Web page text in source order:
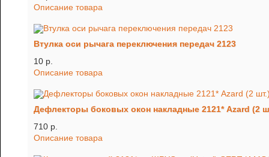
Описание товара
Втулка оси рычага переключения передач 2123
10 p.
Описание товара
Дефлекторы боковых окон накладные 2121* Azard (2
710 p.
Описание товара